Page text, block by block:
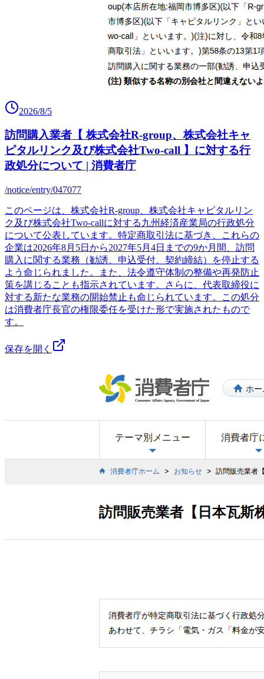
2026/8/5
訪問購入業者【 株式会社R-group、株式会社キャ
ピタルリンク及び株式会社Two-call 】に対する行
政処分について | 消費者庁
/notice/entry/047077
このページは、株式会社R-group、株式会社キャピタルリン
ク及び株式会社Two-callに対する九州経済産業局の行政処分
について公表しています。特定商取引法に基づき、これらの
企業は2026年8月5日から2027年5月4日までの9か月間、訪問
購入に関する業務（勧誘、申込受付、契約締結）を停止する
よう命じられました。また、法令遵守体制の整備や再発防止
策を講じることも指示されています。さらに、代表取締役に
対する新たな業務の開始禁止も命じられています。この処分
は消費者庁長官の権限委任を受けた形で実施されたもので
す。
保存を開く